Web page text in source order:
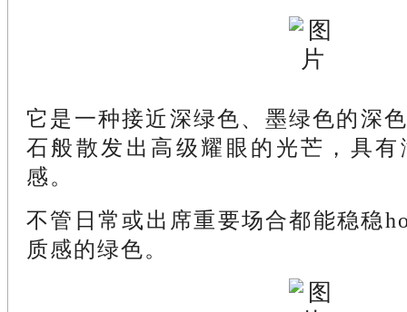
它是一种接近深绿色、墨绿色的深
石般散发出高级耀眼的光芒，具
感。
不管日常或出席重要场合都能稳稳
质感的绿色。